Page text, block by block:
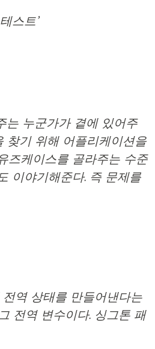
스트’
는 누군가가 곁에 있어주
찾기 위해 어플리케이션을
즈케이스를 골라주는 수준
이야기해준다. 즉 문제를
역 상태를 만들어낸다는
전역 변수이다. 싱그톤 패